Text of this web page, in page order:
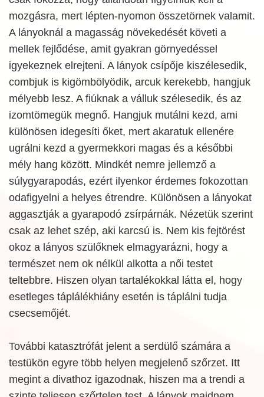
mozgásra, mert lépten-nyomon összetörnek valamit.
A lányoknál a magasság növekedését követi a
mellek fejlődése, amit gyakran görnyedéssel
igyekeznek elrejteni. A lányok csípője kiszélesedik,
combjuk is kigömbölyödik, arcuk kerekebb, hangjuk
mélyebb lesz. A fiúknak a válluk szélesedik, és az
izomtömegük megnő. Hangjuk mutálni kezd, ami
különösen idegesíti őket, mert akaratuk ellenére
ugrálni kezd a gyermekkori magas és a későbbi
mély hang között. Mindkét nemre jellemző a
súlygyarapodás, ezért ilyenkor érdemes fokozottan
odafigyelni a helyes étrendre. Különösen a lányokat
aggasztják a gyarapodó zsírpárnák. Nézetük szerint
csak az lehet szép, aki karcsú is. Nem kis fejtörést
okoz a lányos szülőknek elmagyarázni, hogy a
természet nem ok nélkül alkotta a női testet
teltebbre. Hiszen olyan tartalékokkal látta el, hogy
esetleges táplálékhiány esetén is táplálni tudja
csecsemőjét.
További katasztrófát jelent a serdülő számára a
testükön egyre több helyen megjelenő szőrzet. Itt
megint a divathoz igazodnak, hiszen ma a trendi a